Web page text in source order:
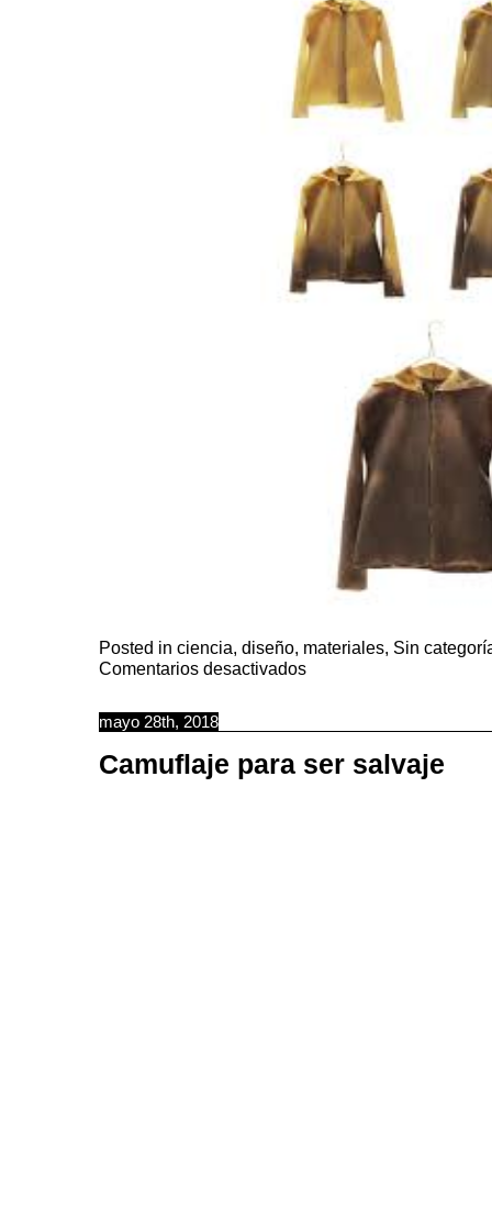
Posted in ciencia, diseño, materiales, Sin
Comentarios desactivadosColores
mayo 28th, 2018
Camuflaje para ser salvaje